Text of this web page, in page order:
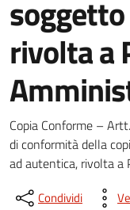
rivolta a
Dettagli del
Copia Conforme –
di conformità della
ad autentica, rivolta a
Condividi